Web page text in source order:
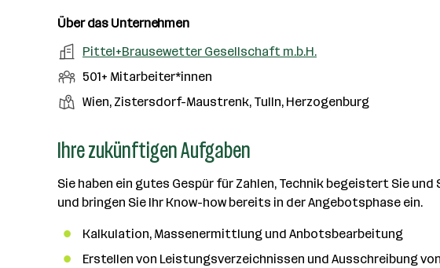
s
r
t
n
e
b
n
s
m
o
d
e
t
o
t
u
s
f
l
e
f
n
e
S
l
e
n
Über das Unternehmen
A
r
e
t
e
b
Pittel+Brausewetter Gesellschaft m.b.H.
M
i
t
e
i
501+ Mitarbeiter*innen
S
a
n
d
o
Wien, Zistersdorf-Maustrenk, Tulln, Herzogenburg
Ihre zukünftigen Aufgaben
Sie haben ein gutes Gespür für Zahlen, Technik begeistert Sie
und bringen Sie Ihr Know-how bereits in der Angebotsphase ein.
Kalkulation, Massenermittlung und Anbotsbearbeitung
Erstellen von Leistungsverzeichnissen und Ausschreibung